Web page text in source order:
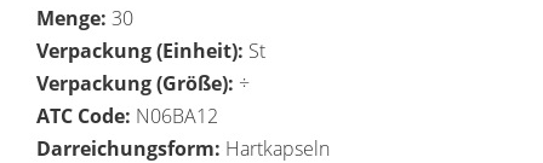
Menge: 30
Verpackung (Einheit): St
Verpackung (Größe): ÷
ATC Code: N06BA12
Darreichungsform: Hartkapseln